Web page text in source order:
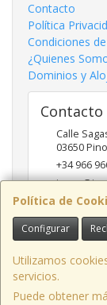
Política de
Configurar
Utilizamos
servicios.
Puede obtener
Contacto
Política
Condiciones
¿Quienes
Dominios y
Contacto
Calle
03650
+34 966
Horario
9:00h -